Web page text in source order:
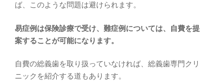
ば、このような問題は避けられます。
易症例は保険診療で受け、難症例については、自費を提
案することが可能になります。
自費の総義歯を取り扱っていなければ、総義歯専門クリ
ニックを紹介する道もあります。